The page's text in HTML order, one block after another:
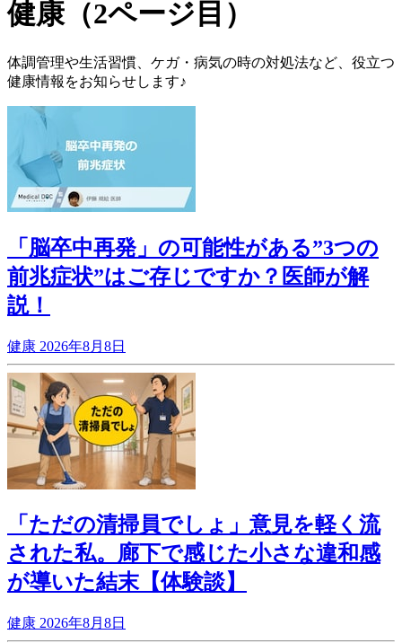
健康（2ページ目）
体調管理や生活習慣、ケガ・病気の時の対処法など、役立つ
健康情報をお知らせします♪
「脳卒中再発」の可能性がある”3つの
前兆症状”はご存じですか？医師が解
説！
健康 2026年8月8日
「ただの清掃員でしょ」意見を軽く流
された私。廊下で感じた小さな違和感
が導いた結末【体験談】
健康 2026年8月8日